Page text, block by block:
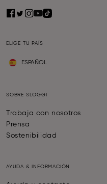
ELIGE TU PAÍS
ESPAÑOL
SOBRE SLOGGI
Trabaja con nosotros
Prensa
Sostenibilidad
AYUDA & INFORMACIÓN